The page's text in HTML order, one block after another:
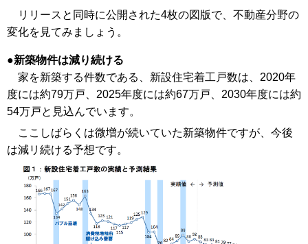
リリースと同時に公開された4枚の図版で、不動産分野の
変化を見てみましょう。
新築物件は減り続ける
家を新築する件数である、新設住宅着工戸数は、2020年
度には約79万戸、2025年度には約67万戸、2030年度には約
54万戸と見込んでいます。
ここしばらくは微増が続いていた新築物件ですが、今後
は減リ続ける予想です。